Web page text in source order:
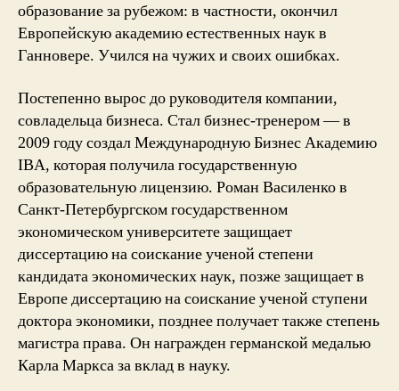
образование за рубежом: в частности, окончил
Европейскую академию естественных наук в
Ганновере. Учился на чужих и своих ошибках.
Постепенно вырос до руководителя компании,
совладельца бизнеса. Стал бизнес-тренером — в
2009 году создал Международную Бизнес Академию
IBА, которая получила государственную
образовательную лицензию. Роман Василенко в
Санкт-Петербургском государственном
экономическом университете защищает
диссертацию на соискание ученой степени
кандидата экономических наук, позже защищает в
Европе диссертацию на соискание ученой ступени
доктора экономики, позднее получает также степень
магистра права. Он награжден германской медалью
Карла Маркса за вклад в науку.